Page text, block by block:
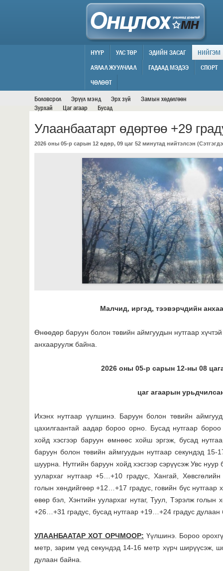
НИЙГЭМ
НҮҮР УЛС ТӨР ЭДИЙН ЗАСАГ
НИЙГЭМ
АЯЛАЛ ЖУУЛЧЛАЛ
ГАДААД МЭДЭЭ
СПОРТ
ЧӨЛӨӨТ
Боловсрол
Эрүүл мэнд Эрх зүй
Замын хөдөлгөөн
Зурхай
Цаг агаар Бусад
Улаанбаатарт өдөртөө +29
2026 оны 05-р сарын 12 өдөр, 09 цаг 52 минутад нийтэлсэн (
Малчид, иргэд, тээвэрчдийн
Өнөөдөр баруун болон төвийн аймгуудын нутгаар
анхааруулж байна.
2026 оны 05-р сарын 12-ны 08
цаг агаарын
Ихэнх нутгаар үүлшинэ. Баруун болон төвийн
цахилгаантай аадар бороо орно. Бусад нутгаар
хойд хэсгээр баруун өмнөөс хойш эргэж, бусад
баруун болон төвийн аймгуудын нутгаар секундэд
шуурна. Нутгийн баруун хойд хэсгээр сэрүүсэж Увс
уулархаг нутгаар +5…+10 градус, Хангай,
голын хөндийгөөр +12…+17 градус, говийн бүс
өвөр бэл, Хэнтийн уулархаг нутаг, Туул, Тэрэлж голын
+26…+31 градус, бусад нутгаар +19…+24 градус дулаан
УЛААНБААТАР ХОТ ОРЧМООР: Үүлшинэ. Бороо
метр, зарим үед секундэд 14-16 метр хүрч ширүүсэж,
дулаан байна.